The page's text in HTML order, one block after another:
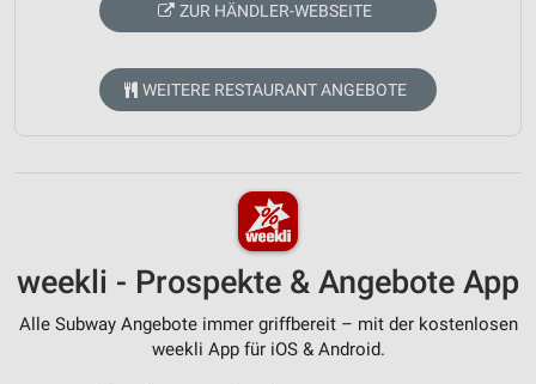
ZUR HÄNDLER-WEBSEITE
WEITERE RESTAURANT ANGEBOTE
weekli - Prospekte & Angebote App
Alle Subway Angebote immer griffbereit – mit der kostenlosen
weekli App für iOS & Android.